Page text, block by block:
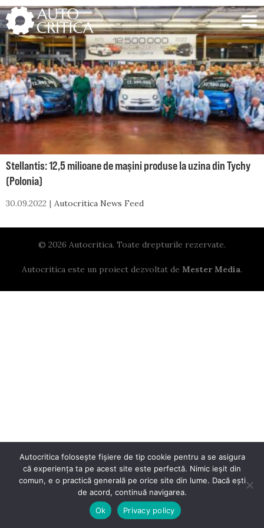
Skip
to
content
Stellantis: 12,5 milioane de mașini produse la uzina din Tychy
(Polonia)
30.09.2022 Autocritica News Feed
© 2026 Autocritica. Toate drepturile rezervate.
Autocritica este un proiect dezvoltat de Mester Media.
Autocritica folosește fișiere de tip cookie pentru a se asigura
că experiența ta pe acest site este perfectă. Nimic ieșit din
comun, e o practică generală pe orice site din lume. Dacă ești
de acord, continuă navigarea.
Ok
Privacy policy